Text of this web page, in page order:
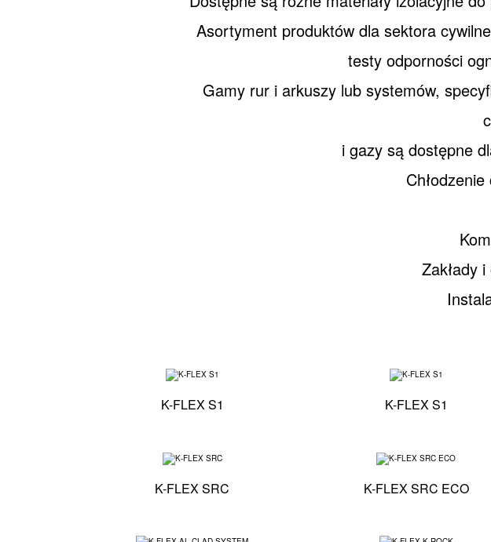
Asortyment produktów dla sektora
testy odporności
Gamy rur i arkuszy lub systemów,
i gazy są dostępne
Zakłady
K-FLEX S1
Specyfikacja techniczna - K-FLEX S1
K-FLEX S1
K-FLEX SRC
Specyfikacja techniczna - K-FLEX SRC
K-FLEX SRC ECO